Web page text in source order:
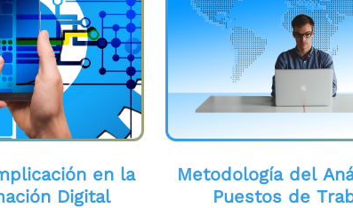
en la
Digital
Metodología del
Puestos de